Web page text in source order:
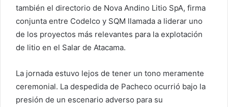
también el directorio de Nova Andino Litio SpA, firma
conjunta entre Codelco y SQM llamada a liderar uno
de los proyectos más relevantes para la explotación
de litio en el Salar de Atacama.
La jornada estuvo lejos de tener un tono meramente
ceremonial. La despedida de Pacheco ocurrió bajo la
presión de un escenario adverso para su